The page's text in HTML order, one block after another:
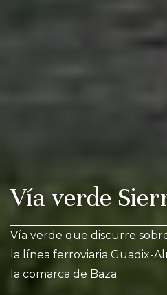
Vía verde
Vía verde que discurre
la línea ferroviaria Guadix-
la comarca de Baza.